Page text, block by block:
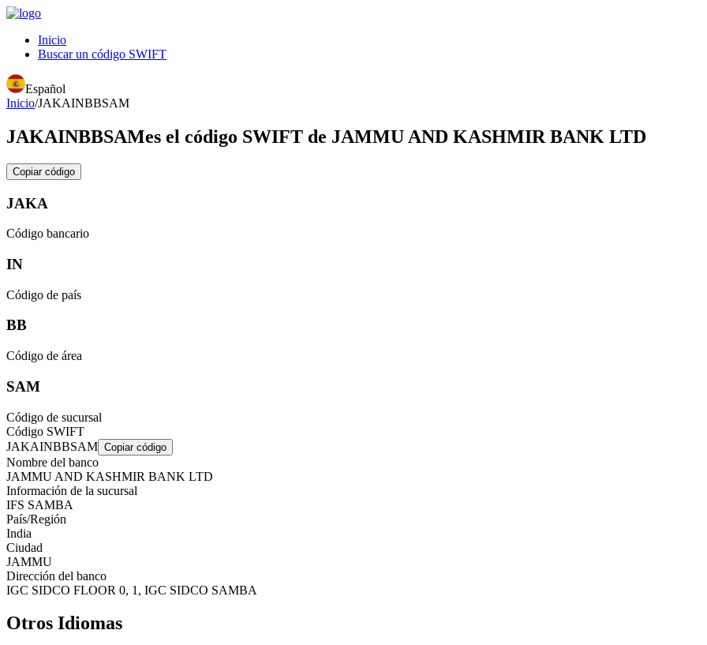
Inicio
Buscar un código SWIFT
Español
Inicio/JAKAINBBSAM
JAKAINBBSAMes el código SWIFT de JAMMU AND KASHMIR BANK LTD
Copiar código
JAKA
Código bancario
IN
Código de país
BB
Código de área
SAM
Código de sucursal
Código SWIFT
JAKAINBBSAM Copiar código
Nombre del banco
JAMMU AND KASHMIR BANK LTD
Información de la sucursal
IFS SAMBA
País/Región
India
Ciudad
JAMMU
Dirección del banco
IGC SIDCO FLOOR 0, 1, IGC SIDCO SAMBA
Otros Idiomas